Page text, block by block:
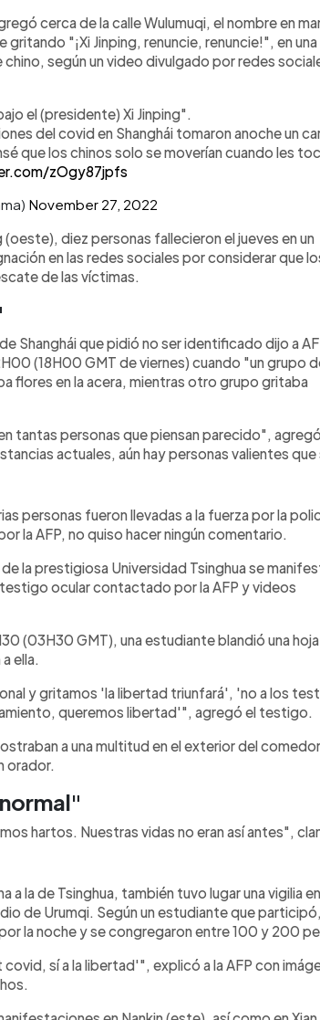
cerca de la calle Wulumuqi, el nombre en
"¡Xi Jinping, renuncie, renuncie!", en una
según un video divulgado por redes
el (presidente) Xi Jinping".
del covid en Shanghái tomaron anoche un
que los chinos solo se moverían cuando les
zOgy87jpfs
November 27, 2022
(oeste), diez personas fallecieron el jueves en un
en las redes sociales por considerar que
de las víctimas.
Shanghái que pidió no ser identificado dijo a
(18H00 GMT de viernes) cuando "un grupo
flores en la acera, mientras otro grupo gritaba
tantas personas que piensan parecido",
actuales, aún hay personas valientes que
personas fueron llevadas a la fuerza por la
la AFP, no quiso hacer ningún comentario.
la prestigiosa Universidad Tsinghua se
ocular contactado por la AFP y videos
(03H30 GMT), una estudiante blandió una
ella.
y gritamos 'la libertad triunfará', 'no a los
queremos libertad'", agregó el testigo.
a una multitud en el exterior del comedor
orador.
hartos. Nuestras vidas no eran así antes",
a la de Tsinghua, también tuvo lugar una vigilia en
de Urumqi. Según un estudiante que
la noche y se congregaron entre 100 y 200
sí a la libertad'", explicó a la AFP con